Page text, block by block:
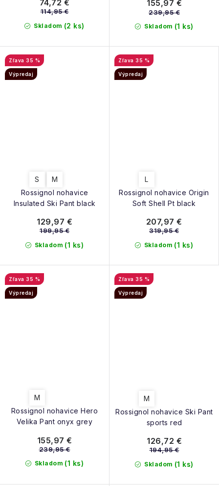
Skladom (2 ks)
74,72 €
114,95 €
Skladom (1 ks)
155,97 €
239,95 €
Rossignol nohavice
Insulated Ski Pant black
35 %
Výpredaj
S M
Skladom (1 ks)
129,97 €
199,95 €
Rossignol nohavice Origin
Soft Shell Pt black
35 %
Výpredaj
L
Skladom (1 ks)
207,97 €
319,95 €
Rossignol nohavice Hero
Velika Pant onyx grey
35 %
Výpredaj
M
Skladom (1 ks)
155,97 €
239,95 €
Rossignol nohavice Ski Pant
sports red
35 %
Výpredaj
M
Skladom (1 ks)
126,72 €
194,95 €